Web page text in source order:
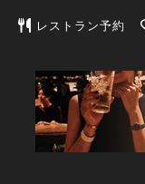
東京カレンダー | 最
レストラン予約